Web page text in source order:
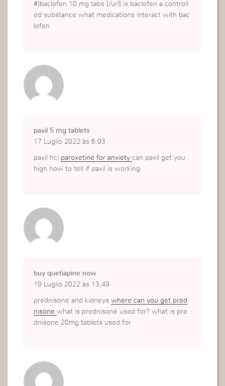
#]baclofen 10 mg tabs [/url] is baclofen a controll
ed substance what medications interact with bac
lofen
paxil 5 mg tablets
17 Luglio 2022 às 6:03
paxil hci paroxetine for anxietycan paxil get you
high how to tell if paxil is working
buy quetiapine now
19 Luglio 2022 às 13:49
prednisone and kidneyswhere can you get pred
nisonewhat is prednisone used for? what is pre
dnisone 20mg tablets used for